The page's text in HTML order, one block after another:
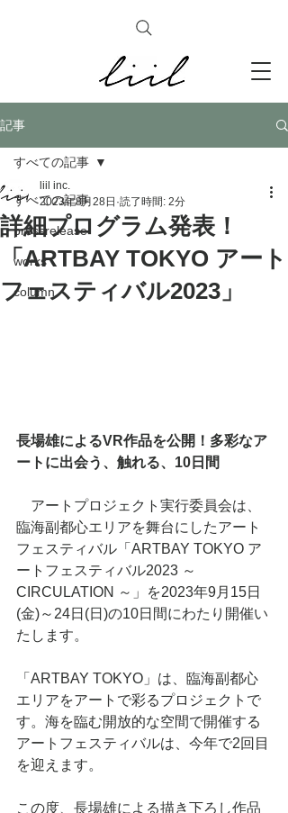
記事
すべての記事
pressrelease
works
column
すべての記事
詳細プログラム発表！
「ARTBAY TOKYO アート
フェスティバル2023」
liil inc.
2023年8月28日 読了時間: 2分
長場雄によるVR作品を公開！多彩なア
ートに出会う、触れる、10日間
アートプロジェクト実行委員会は、
臨海副都心エリアを舞台にしたアート
フェスティバル「ARTBAY TOKYO ア
ートフェスティバル2023 ～
CIRCULATION ～」を2023年9月15日
(金)～24日(日)の10日間にわたり開催い
たします。
「ARTBAY TOKYO」は、臨海副都心
エリアをアートで彩るプロジェクトで
す。海を臨む開放的な空間で開催する
アートフェスティバルは、今年で2回目
を迎えます。
この度、長場雄による描き下ろし作品